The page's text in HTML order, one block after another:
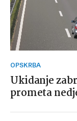
OPSKRBA
Ukidanje
prometa